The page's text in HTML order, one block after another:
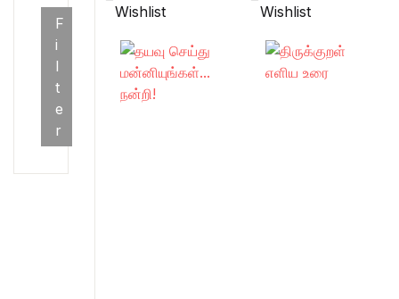
Wishlist
Wishlist
Min price
Max price
F
i
l
t
e
r